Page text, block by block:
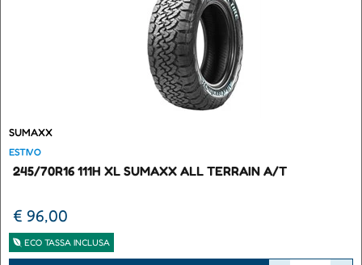
SUMAXX
ESTIVO
245/70R16 111H XL SUMAXX ALL TERRAIN A/T
€ 96,00
ECO TASSA INCLUSA